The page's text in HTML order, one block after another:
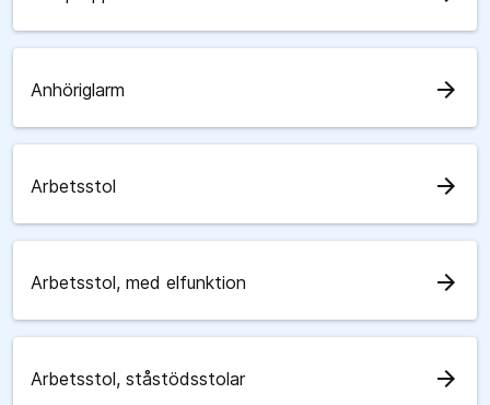
Anhöriglarm arrow_forward
Arbetsstol arrow_forward
Arbetsstol, med elfunktion arrow_forward
Arbetsstol, ståstödsstolar arrow_forward